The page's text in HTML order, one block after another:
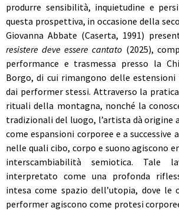
produrre sensibilità, inquietudine e
questa prospettiva, in occasione della
Giovanna Abbate (Caserta, 1991)
resistere deve essere cantato (2025),
performance e trasmessa presso la
Borgo, di cui rimangono delle
dai performer stessi. Attraverso la
rituali della montagna, nonché la
tradizionali del luogo, l’artista dà origine
come espansioni corporee e a
nelle quali cibo, corpo e suono agiscono
interscambiabilità semiotica. Tale
interpretato come una profonda
intesa come spazio dell’utopia, dove le
performer agiscono come protesi